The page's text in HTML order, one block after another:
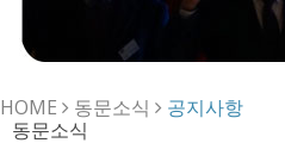
HOME 동문소식
공지사항
동문소식